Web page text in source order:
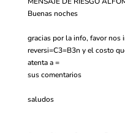
Buenas noches
gracias por la info, favor nos
reversi=C3=B3n y el costo
atenta a =
sus comentarios
saludos